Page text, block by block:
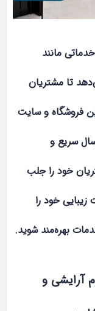
مانند
تا مشتریان
فروشگاه و سایت
سریع و
خود را جلب
خود را
بهره‌مند شوید.
آرایشی و